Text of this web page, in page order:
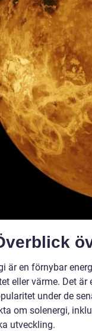
är en förnybar
eller värme. Det
under de
om solenergi,
utveckling.